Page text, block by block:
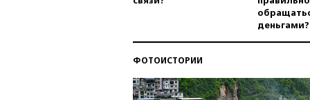
деньгами?
ФОТОИСТОРИИ